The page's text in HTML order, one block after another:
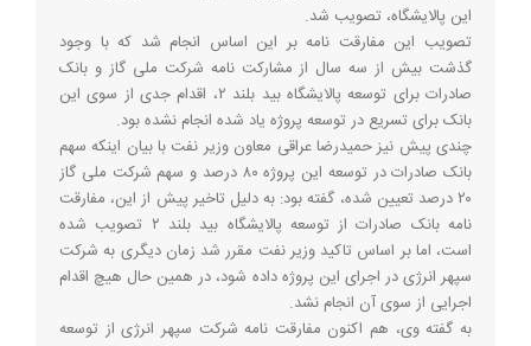
این پالایشگاه، تصویب شد.
تصویب این مفارقت نامه بر این اساس انجام شد که با وجود
گذشت بیش از سه سال از مشارکت نامه شرکت ملی گاز و بانک
صادرات برای توسعه پالایشگاه بید بلند ۲، اقدام جدی از سوی این
بانک برای تسریع در توسعه پروژه یاد شده انجام نشده بود.
چندی پیش نیز حمیدرضا عراقی معاون وزیر نفت با بیان اینکه سهم
بانک صادرات در توسعه این پروژه ۸۰ درصد و سهم شرکت ملی گاز
۲۰ درصد تعیین شده، گفته بود: به دلیل تاخیر پیش از این، مفارقت
نامه بانک صادرات از توسعه پالایشگاه بید بلند ۲ تصویب شده
است، اما بر اساس تاکید وزیر نفت مقرر شد زمان دیگری به شرکت
سپهر انرژی در اجرای این پروژه داده شود، در همین حال هیچ اقدام
اجرایی از سوی آن انجام نشد.
به گفته وی، هم اکنون مفارقت نامه شرکت سپهر انرژی از توسعه